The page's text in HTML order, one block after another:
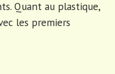
Quant au plastique,
les premiers